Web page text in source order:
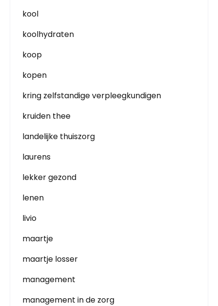
kool
koolhydraten
koop
kopen
kring zelfstandige verpleegkundigen
kruiden thee
landelijke thuiszorg
laurens
lekker gezond
lenen
livio
maartje
maartje losser
management
management in de zorg